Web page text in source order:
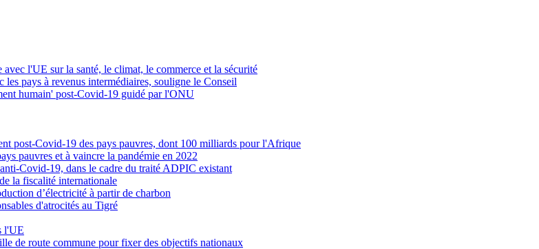
l'UE sur la santé, le climat, le commerce et la sécurité
pays à revenus intermédiaires, souligne le Conseil
humain' post-Covid-19 guidé par l'ONU
post-Covid-19 des pays pauvres, dont 100 milliards pour l'Afrique
pauvres et à vaincre la pandémie en 2022
Covid-19, dans le cadre du traité ADPIC existant
la fiscalité internationale
d’électricité à partir de charbon
d'atrocités au Tigré
l'UE
de route commune pour fixer des objectifs nationaux